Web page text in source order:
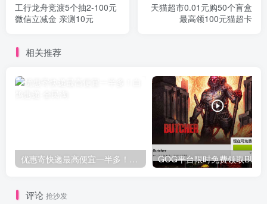
工行龙舟竞渡5个抽2-100元
微信立减金 亲测10元
天猫超市0.01元购50个盲盒
最高领100元猫超卡
相关推荐
评论 抢沙发